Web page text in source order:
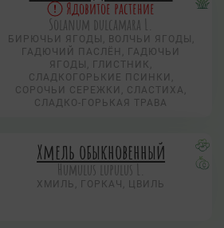
Ядовитое растение
Solanum dulcamara L.
БИРЮЧЬИ ЯГОДЫ, ВОЛЧЬИ ЯГОДЫ,
ГАДЮЧИЙ ПАСЛЁН, ГАДЮЧЬИ
ЯГОДЫ, ГЛИСТНИК,
СЛАДКОГОРЬКИЕ ПСИНКИ,
СОРОЧЬИ СЕРЕЖКИ, СЛАСТИХА,
СЛАДКО-ГОРЬКАЯ ТРАВА
Хмель обыкновенный
Humulus lupulus L.
ХМИЛЬ, ГОРКАЧ, ЦВИЛЬ